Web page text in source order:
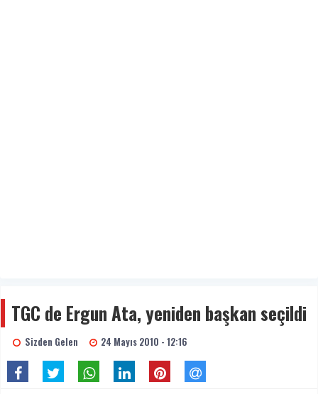
TGC de Ergun Ata, yeniden başkan seçildi
Sizden Gelen 24 Mayıs 2010 - 12:16